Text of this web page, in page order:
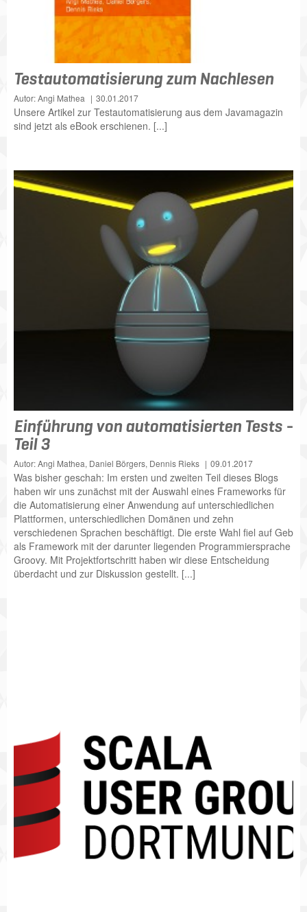
Testautomatisierung zum Nachlesen
Autor: Angi Mathea 30.01.2017
Unsere Artikel zur Testautomatisierung aus dem Javamagazin
sind jetzt als eBook erschienen. [...]
Einführung von automatisierten Tests -
Teil 3
Autor: Angi Mathea, Daniel Börgers, Dennis Rieks 09.01.2017
Was bisher geschah: Im ersten und zweiten Teil dieses Blogs
haben wir uns zunächst mit der Auswahl eines Frameworks für
die Automatisierung einer Anwendung auf unterschiedlichen
Plattformen, unterschiedlichen Domänen und zehn
verschiedenen Sprachen beschäftigt. Die erste Wahl fiel auf Geb
als Framework mit der darunter liegenden Programmiersprache
Groovy. Mit Projektfortschritt haben wir diese Entscheidung
überdacht und zur Diskussion gestellt. [...]